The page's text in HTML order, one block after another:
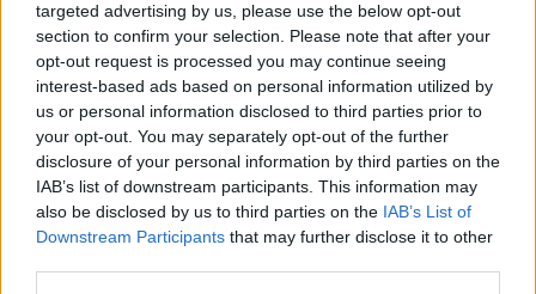
targeted advertising by us, please use the below opt-out
section to confirm your selection. Please note that after your
opt-out request is processed you may continue seeing
interest-based ads based on personal information utilized by
us or personal information disclosed to third parties prior to
your opt-out. You may separately opt-out of the further
disclosure of your personal information by third parties on the
IAB’s list of downstream participants. This information may
also be disclosed by us to third parties on the IAB’s List of
Downstream Participants that may further disclose it to other
Άστρος: Οι Χαΐνηδες και οι Social Waste
ενώνουν τις δυνάμεις τους σε μία ξεχωριστή
συναυλία
06/08/2026 18:54